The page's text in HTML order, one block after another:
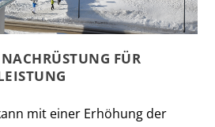
FÜR
mit einer Erhöhung der